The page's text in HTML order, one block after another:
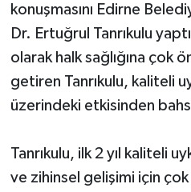
konuşmasını Edirne
Dr. Ertuğrul Tanrıkulu
olarak halk sağlığına çok
getiren Tanrıkulu, kaliteli
üzerindeki etkisinden
Tanrıkulu, ilk 2 yıl kaliteli
ve zihinsel gelişimi için